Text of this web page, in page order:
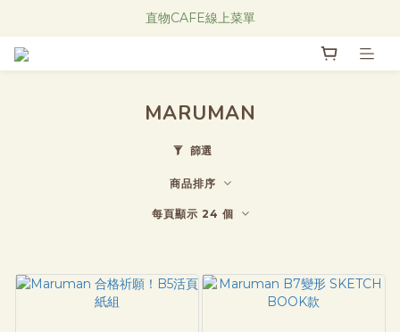
Research Notes 新品發售中！
直物CAFE線上菜單
MARUMAN
篩選
商品排序
每頁顯示 24 個